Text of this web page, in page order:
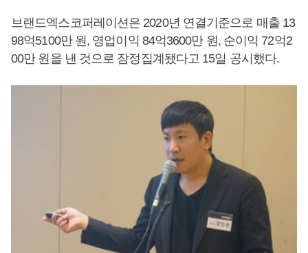
브랜드엑스코퍼레이션은 2020년 연결기준으로 매출 13
98억5100만 원, 영업이익 84억3600만 원, 순이익 72억2
00만 원을 낸 것으로 잠정집계됐다고 15일 공시했다.